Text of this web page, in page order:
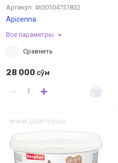
Артикул: 4650104751832
Apicenna
Все параметры
Сравнить
28 000 сўм